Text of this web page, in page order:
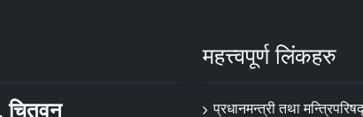
चितवन
महत्त्वपूर्ण लिंकहरु
प्रधानमन्त्री तथा